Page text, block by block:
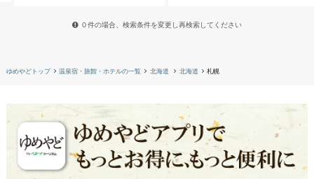
０件の場合、検索条件を変更し再検索してください
ゆめやどトップ 温泉宿・旅館・ホテルの一覧 北海道 北海道 札幌